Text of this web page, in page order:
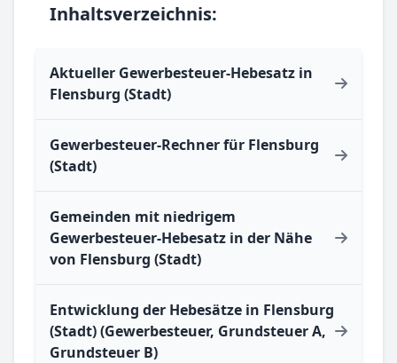
Inhaltsverzeichnis:
Aktueller Gewerbesteuer-Hebesatz in
Flensburg (Stadt)
Gewerbesteuer-Rechner für Flensburg
(Stadt)
Gemeinden mit niedrigem
Gewerbesteuer-Hebesatz in der Nähe
von Flensburg (Stadt)
Entwicklung der Hebesätze in Flensburg
(Stadt) (Gewerbesteuer, Grundsteuer A,
Grundsteuer B)